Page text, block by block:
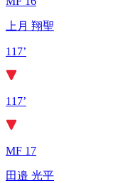
上月 翔聖
117’
117’
MF 17
田邉 光平